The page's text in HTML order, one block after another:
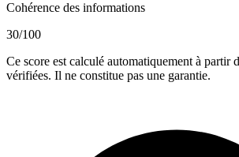
Cohérence des informations
30/100
Ce score est calculé automatiquement à partir
vérifiées. Il ne constitue pas une garantie.